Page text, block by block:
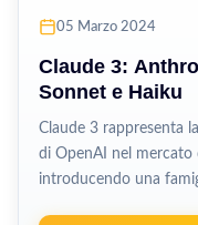
05 Marzo 2024
Claude 3:
Sonnet e Haiku
Claude 3 rappresenta
di OpenAI nel mercato
introducendo una